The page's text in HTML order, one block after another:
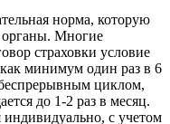
норма, которую
Многие
страховки условие
минимум один раз в 6
циклом,
до 1-2 раз в месяц.
индивидуально, с учетом